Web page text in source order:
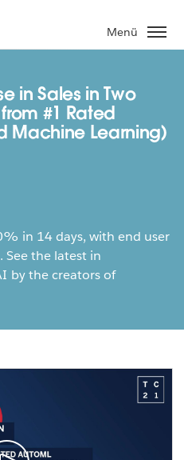
Menü
in Sales in Two
#1 Rated
Machine Learning)
in 14 days, with end user
the latest in
by the creators of